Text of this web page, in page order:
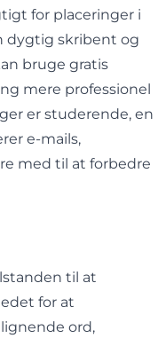
for placeringer i
dygtig skribent og
bruge gratis
mere professionel
er studerende, en
e-mails,
med til at forbedre
til at
for at
ord,